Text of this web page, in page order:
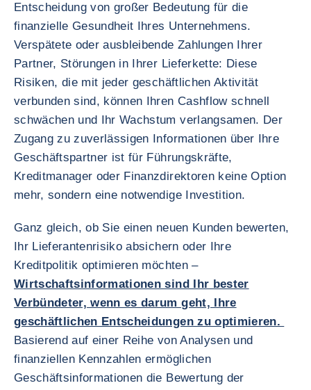
Entscheidung von großer Bedeutung für die
finanzielle Gesundheit Ihres Unternehmens.
Verspätete oder ausbleibende Zahlungen Ihrer
Partner, Störungen in Ihrer Lieferkette: Diese
Risiken, die mit jeder geschäftlichen Aktivität
verbunden sind, können Ihren Cashflow schnell
schwächen und Ihr Wachstum verlangsamen. Der
Zugang zu zuverlässigen Informationen über Ihre
Geschäftspartner ist für Führungskräfte,
Kreditmanager oder Finanzdirektoren keine Option
mehr, sondern eine notwendige Investition.
Ganz gleich, ob Sie einen neuen Kunden bewerten,
Ihr Lieferantenrisiko absichern oder Ihre
Kreditpolitik optimieren möchten –
Wirtschaftsinformationen sind Ihr bester
Verbündeter, wenn es darum geht, Ihre
geschäftlichen Entscheidungen zu optimieren.
Basierend auf einer Reihe von Analysen und
finanziellen Kennzahlen ermöglichen
Geschäftsinformationen die Bewertung der